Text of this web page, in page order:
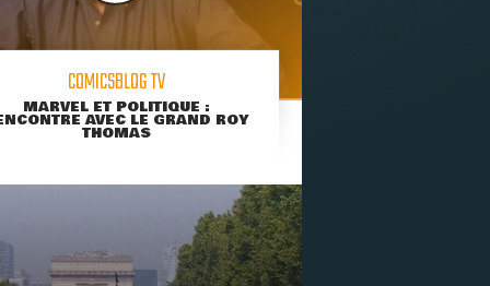
COMICSBLOG TV
MARVEL ET POLITIQUE :
AVEC LE GRAND ROY
THOMAS